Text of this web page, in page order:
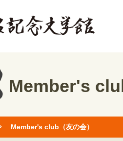
Member's
Member's club（友の会）